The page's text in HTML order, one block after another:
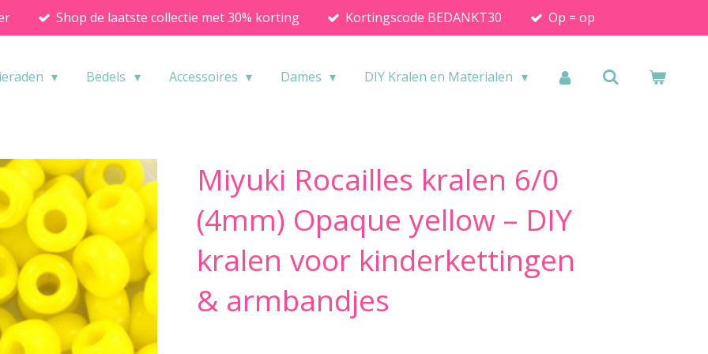
Shop de laatste collectie met 30% korting Kortingscode BEDANKT30 Op = op
Bedels Accessoires Dames DIY Kralen en Materialen
Miyuki Rocailles kralen 6/0
(4mm) Opaque yellow – DIY
kralen voor kinderkettingen
& armbandjes